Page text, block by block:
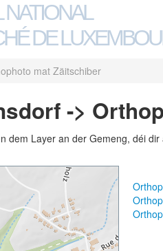
NATIONAL
DE
mat Zäitschiber
->
dem Layer an der Gemeng, déi